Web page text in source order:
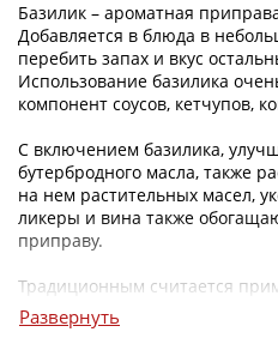
Базилик – ароматная
Добавляется в блюда в
перебить запах и вкус
Использование базилика
компонент соусов, кетчупов,
С включением базилика,
бутербродного масла, также
на нем растительных масел,
ликеры и вина также
приправу.
Традиционным считается
блюдах, с морепродуктами,
салатах.
Развернуть